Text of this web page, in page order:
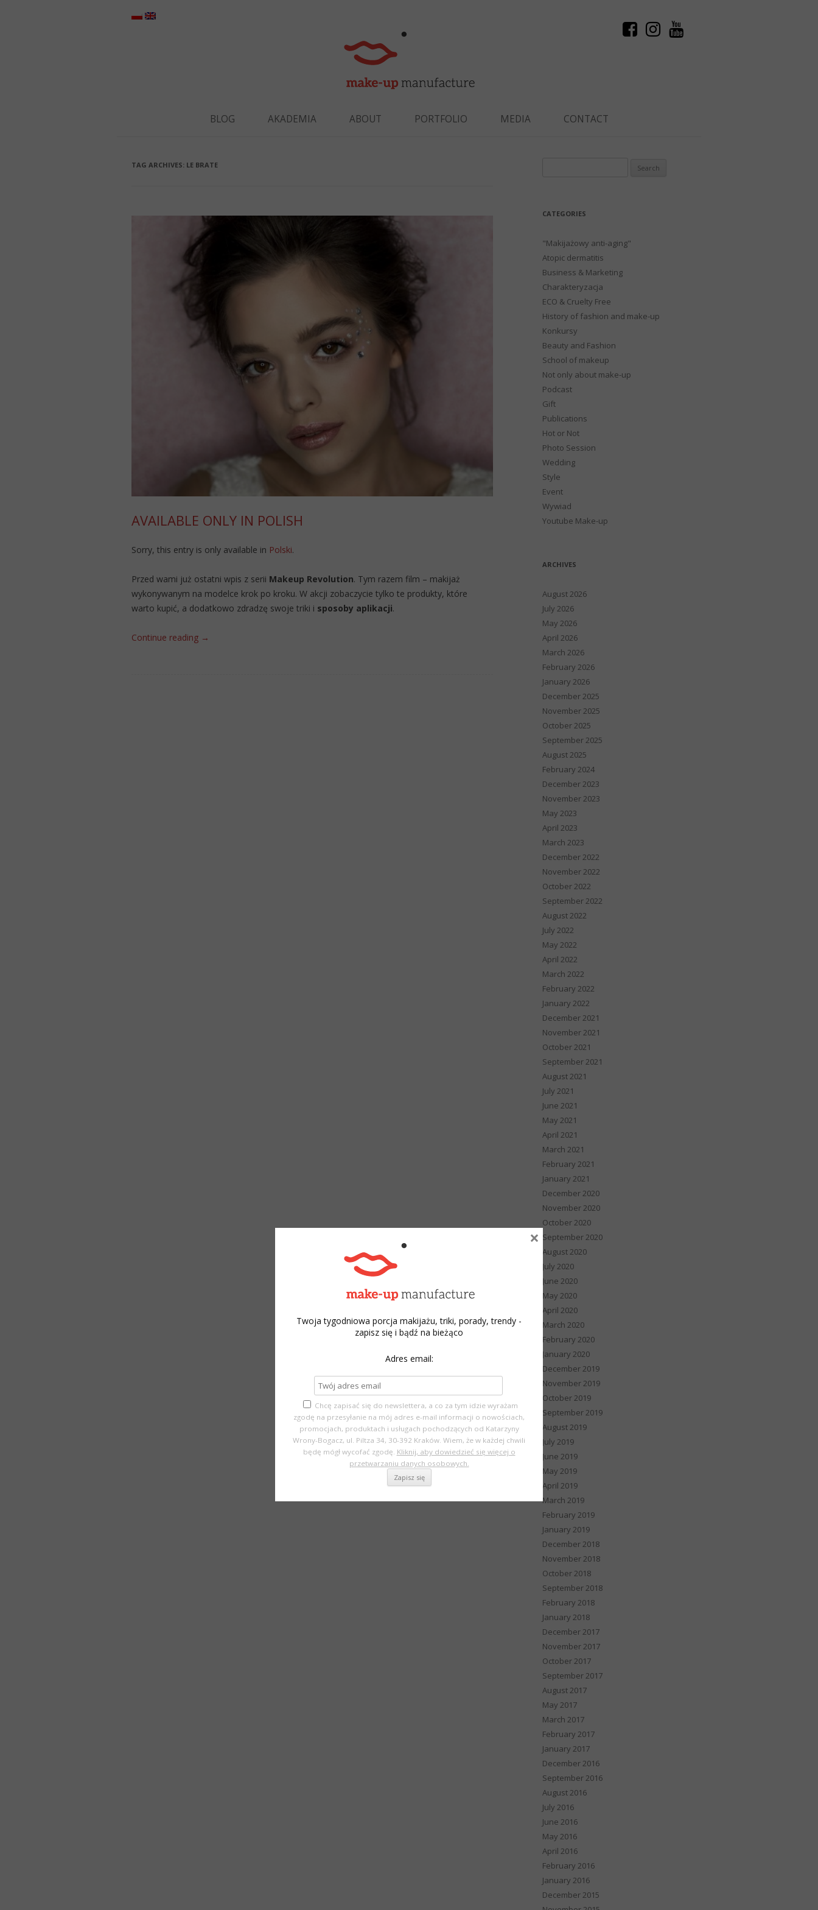
BLOG AKADEMIA ABOUT PORTFOLIO MEDIA CONTACT
TAG ARCHIVES: LE BRATE
AVAILABLE ONLY IN POLISH
Sorry, this entry is only available in Polski.
Przed wami już ostatni wpis z serii Makeup Revolution. Tym razem film – makijaż
wykonywanym na modelce krok po kroku. W akcji zobaczycie tylko te produkty, które
warto kupić, a dodatkowo zdradzę swoje triki i sposoby aplikacji.
Continue reading →
CATEGORIES
"Makijażowy anti-aging"
Atopic dermatitis
Business & Marketing
Charakteryzacja
ECO & Cruelty Free
History of fashion and make-up
Konkursy
Beauty and Fashion
School of makeup
Not only about make-up
Podcast
Gift
Publications
Hot or Not
Photo Session
Wedding
Style
Event
Wywiad
Youtube Make-up
ARCHIVES
August 2026
July 2026
May 2026
April 2026
March 2026
February 2026
January 2026
December 2025
November 2025
October 2025
September 2025
August 2025
February 2024
December 2023
November 2023
May 2023
April 2023
March 2023
December 2022
November 2022
October 2022
September 2022
August 2022
July 2022
May 2022
April 2022
March 2022
February 2022
January 2022
December 2021
November 2021
October 2021
September 2021
August 2021
July 2021
June 2021
May 2021
April 2021
March 2021
February 2021
January 2021
December 2020
November 2020
October 2020
September 2020
August 2020
July 2020
June 2020
May 2020
April 2020
March 2020
February 2020
January 2020
December 2019
November 2019
October 2019
September 2019
August 2019
July 2019
June 2019
May 2019
April 2019
March 2019
February 2019
January 2019
December 2018
November 2018
October 2018
September 2018
February 2018
January 2018
December 2017
November 2017
October 2017
September 2017
August 2017
May 2017
March 2017
February 2017
January 2017
December 2016
September 2016
August 2016
July 2016
June 2016
May 2016
April 2016
February 2016
January 2016
December 2015
Twoja tygodniowa porcja makijażu, triki, porady, trendy -
zapisz się i bądź na bieżąco
Adres email:
Chcę zapisać się do newslettera, a co za tym idzie wyrażam
zgodę na przesyłanie na mój adres e-mail informacji o nowościach,
promocjach, produktach i usługach pochodzących od Katarzyny
Wrony-Bogacz, ul. Piltza 34, 30-392 Kraków. Wiem, że w każdej chwili
będę mógł wycofać zgodę. Kliknij, aby dowiedzieć się więcej o
przetwarzaniu danych osobowych.
×